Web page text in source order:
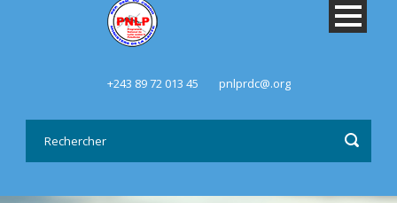
+243 89 72 013 45 pnlprdc@.org